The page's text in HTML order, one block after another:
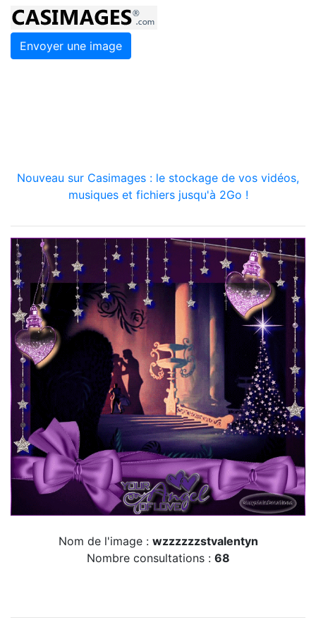
Envoyer une image
Nouveau sur Casimages : le stockage de vos vidéos,
musiques et fichiers jusqu'à 2Go !
Nom de l'image : wzzzzzzstvalentyn
Nombre consultations : 68